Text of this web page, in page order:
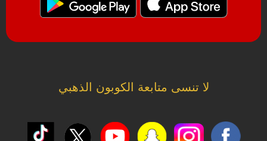
لا تنسى متابعة الكوبون الذهبي